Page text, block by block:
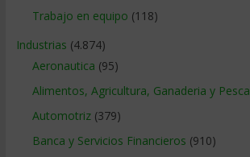
Trabajo en equipo (118)
Industrias (4.874)
Aeronautica (95)
Alimentos, Agricultura, Ganaderia y Pesca
Automotriz(379)
Banca y Servicios Financieros (910)